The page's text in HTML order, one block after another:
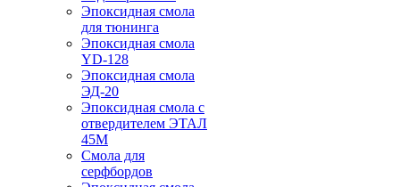
Эпоксидная смола
для тюнинга
Эпоксидная смола
YD-128
Эпоксидная смола
ЭД-20
Эпоксидная смола с
отвердителем ЭТАЛ
45М
Смола для
серфбордов